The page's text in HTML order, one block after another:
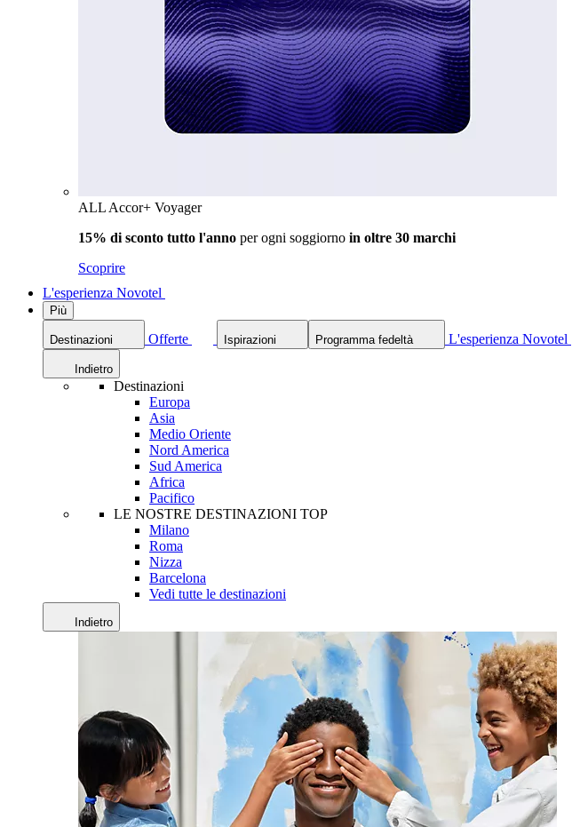
ALL Accor+ Voyager
15% di sconto tutto l'anno per ogni soggiorno in oltre 30 marchi
Scoprire
L'esperienza Novotel
Più
Destinazioni Offerte Ispirazioni Programma fedeltà L'esperienza Novotel
Indietro
Destinazioni
Europa
Asia
Medio Oriente
Nord America
Sud America
Africa
Pacifico
LE NOSTRE DESTINAZIONI TOP
Milano
Roma
Nizza
Barcelona
Vedi tutte le destinazioni
Indietro